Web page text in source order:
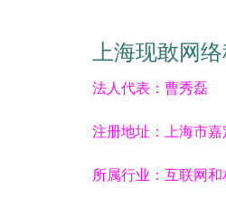
上海现敢网
法人代表： 曹秀磊
注册地址： 上海市
所属行业： 互联网和